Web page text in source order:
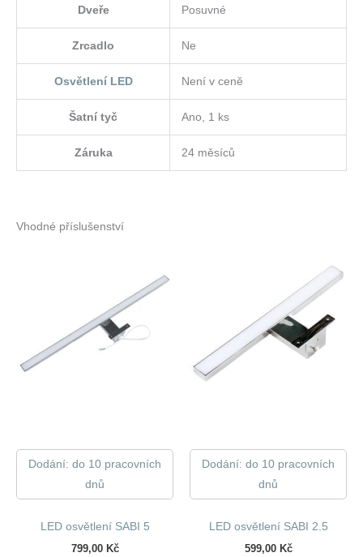
Dveře Posuvné
Zrcadlo Ne
Osvětlení LED Není v ceně
Šatní tyč Ano, 1 ks
Záruka 24 měsíců
Vhodné příslušenství
Dodání: do 10 pracovních
dnů
LED osvětlení SABI 5
799,00 Kč
Dodání: do 10 pracovních
dnů
LED osvětlení SABI 2.5
599,00 Kč